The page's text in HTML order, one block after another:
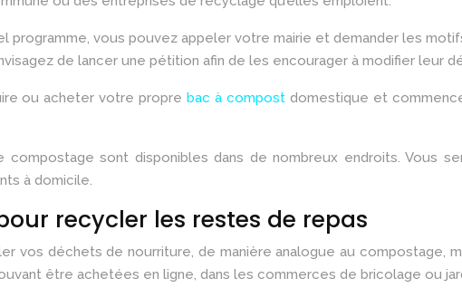
programme, vous pouvez appeler votre mairie et demander les
de lancer une pétition afin de les encourager à modifier leur
ou acheter votre proprebac à compostdomestique et
sont disponibles dans de nombreux endroits. Vous
à domicile.
recycler les restes de repas
vos déchets de nourriture, de manière analogue au
être achetées en ligne, dans les commerces de bricolage ou